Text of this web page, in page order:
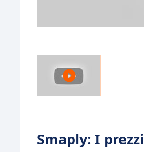
Smaply: I prezzi